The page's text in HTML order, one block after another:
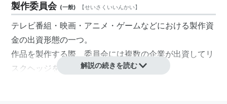
製作委員会 (一般) 【せいさくいいんかい】
テレビ番組・映画・アニメ・ゲームなどにおける製作資
金の出資形態の一つ。
作品を製作する際、委員会には複数の企業が出資してリ
スクヘッジを図る。解説の続きを読む